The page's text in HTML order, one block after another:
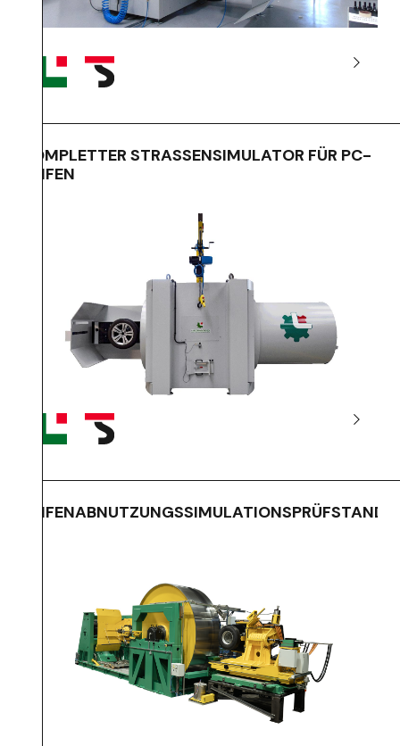
KOMPLETTER STRASSENSIMULATOR FÜR PC-
REIFEN
REIFENABNUTZUNGSSIMULATIONSPRÜFSTAND